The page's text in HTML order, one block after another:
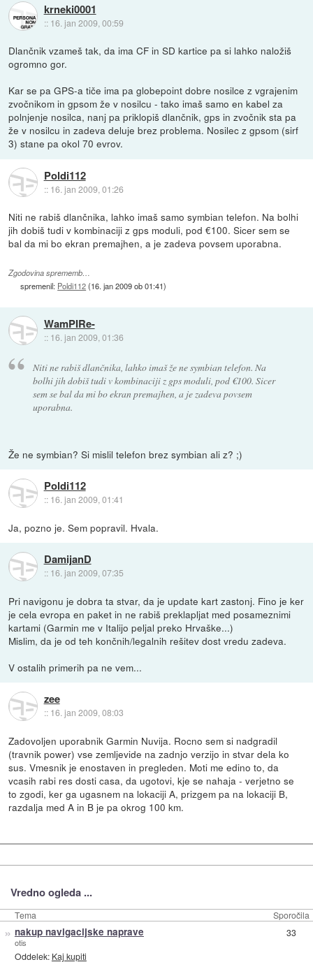
krneki0001
:: 16. jan 2009, 00:59
Dlančnik vzameš tak, da ima CF in SD kartice pa si lahko naložiš
ogromno gor.
Kar se pa GPS-a tiče ima pa globepoint dobre nosilce z vgrajenim
zvočnikom in gpsom že v nosilcu - tako imaš samo en kabel za
polnjenje nosilca, nanj pa priklopiš dlančnik, gps in zvočnik sta pa
že v nosilcu in zadeva deluje brez problema. Nosilec z gpsom (sirf
3) stane pa okol 70 evrov.
Poldi112
:: 16. jan 2009, 01:26
Niti ne rabiš dlančnika, lahko imaš samo symbian telefon. Na bolhi
jih dobiš tudi v kombinaciji z gps moduli, pod €100. Sicer sem se
bal da mi bo ekran premajhen, a je zadeva povsem uporabna.
Zgodovina sprememb…
spremenil: Poldi112(16. jan 2009 ob 01:41)
WamPIRe-
:: 16. jan 2009, 01:36
Niti ne rabiš dlančnika, lahko imaš že ne symbian telefon. Na
bolhi jih dobiš tudi v kombinaciji z gps moduli, pod €100. Sicer
sem se bal da mi bo ekran premajhen, a je zadeva povsem
uporabna.
Že ne symbian? Si mislil telefon brez symbian ali z? ;)
Poldi112
:: 16. jan 2009, 01:41
Ja, pozno je. Sem popravil. Hvala.
DamijanD
:: 16. jan 2009, 07:35
Pri navigonu je dobra ta stvar, da je update kart zastonj. Fino je ker
je cela evropa en paket in ne rabiš preklapljat med posameznimi
kartami (Garmin me v Italijo peljal preko Hrvaške...)
Mislim, da je od teh končnih/legalnih rešitev dost vredu zadeva.
V ostalih primerih pa ne vem...
zee
:: 16. jan 2009, 08:03
Zadovoljen uporabnik Garmin Nuvija. Rocno sem si nadgradil
(travnik power) vse zemljevide na zadnjo verzijo in stvar dela ko
sus. Vmesnik je enostaven in pregleden. Moti me edino to, da
vcasih rabi res dosti casa, da ugotovi, kje se nahaja - verjetno se
to zgodi, ker ga ugasnem na lokaciji A, prizgem pa na lokaciji B,
razdalja med A in B je pa okrog 100 km.
Vredno ogleda ...
Tema Sporočila
» nakup navigacijske naprave
otis
Oddelek: Kaj kupiti
33